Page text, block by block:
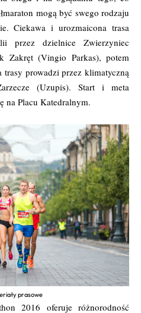
mogą być swego rodzaju
Ciekawa i urozmaicona trasa
przez dzielnice Zwierzyniec
Zakręt (Vingio Parkas), potem
prowadzi przez klimatyczną
(Uzupis). Start i meta
na Placu Katedralnym.
prasowe
2016 oferuje różnorodność